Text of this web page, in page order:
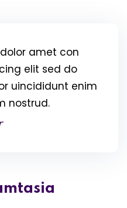
amet con
elit sed do
uincididunt enim
nostrud.